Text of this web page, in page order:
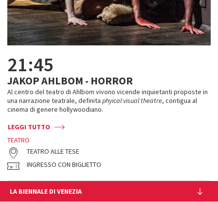
21:45
JAKOP AHLBOM - HORROR
Al centro del teatro di Ahlbom vivono vicende inquietanti proposte in
una narrazione teatrale, definita phyical visual theatre, contigua al
cinema di genere hollywoodiano.
LEGGI TUTTO
TEATRO
TEATRO ALLE TESE
INGRESSO CON BIGLIETTO
LA BIENNALE DI VENEZIA